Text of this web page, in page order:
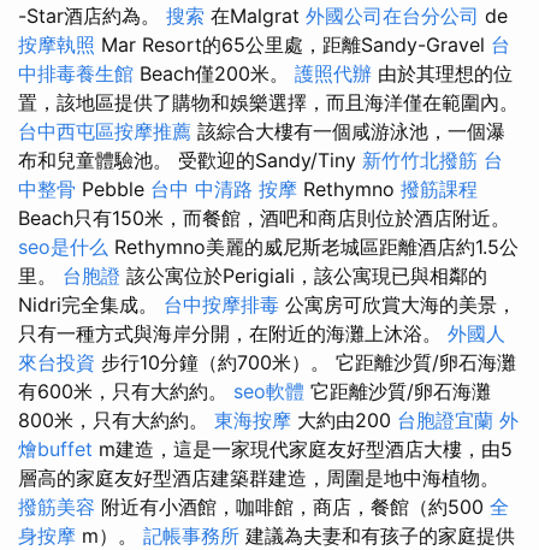
-Star酒店約為。 搜索 在Malgrat 外國公司在台分公司 de
按摩執照 Mar Resort的65公里處，距離Sandy-Gravel 台
中排毒養生館 Beach僅200米。 護照代辦 由於其理想的位
置，該地區提供了購物和娛樂選擇，而且海洋僅在範圍內。
台中西屯區按摩推薦 該綜合大樓有一個咸游泳池，一個瀑
布和兒童體驗池。 受歡迎的Sandy/Tiny 新竹竹北撥筋 台
中整骨 Pebble 台中 中清路 按摩 Rethymno 撥筋課程
Beach只有150米，而餐館，酒吧和商店則位於酒店附近。
seo是什么 Rethymno美麗的威尼斯老城區距離酒店約1.5公
里。 台胞證 該公寓位於Perigiali，該公寓現已與相鄰的
Nidri完全集成。 台中按摩排毒 公寓房可欣賞大海的美景，
只​​有一種方式與海岸分開，在附近的海灘上沐浴。 外國人
來台投資 步行10分鐘（約700米）。 它距離沙質/卵石海灘
有600米，只有大約約。 seo軟體 它距離沙質/卵石海灘
800米，只有大約約。 東海按摩 大約由200 台胞證宜蘭 外
燴buffet m建造，這是一家現代家庭友好型酒店大樓，由5
層高的家庭友好型酒店建築群建造，周圍是地中海植物。
撥筋美容 附近有小酒館，咖啡館，商店，餐館（約500 全
身按摩 m）。 記帳事務所 建議為夫妻和有孩子的家庭提供